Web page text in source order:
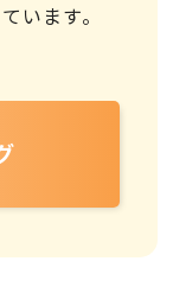
います。